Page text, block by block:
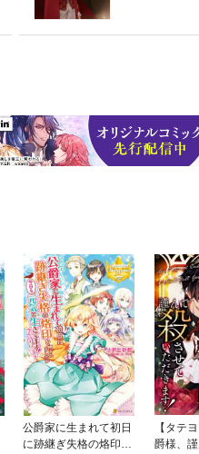
公爵家に生まれて初日
に跡継ぎ失格の烙印を
【タテ
爵様、